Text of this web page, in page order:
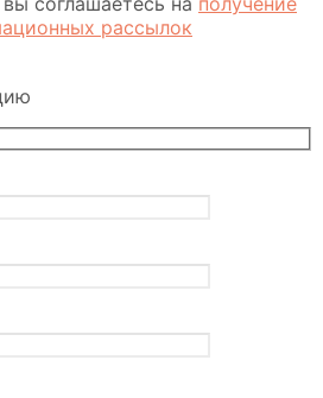
рассылок